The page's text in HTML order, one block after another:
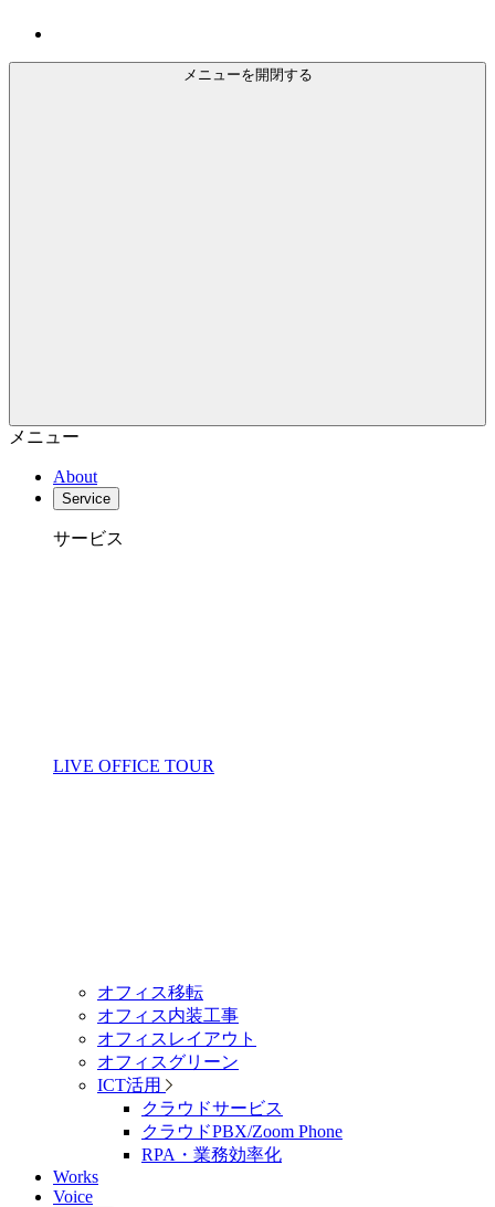
メニューを開閉する
メニュー
About
Service
サービス
LIVE OFFICE TOUR
オフィス移転
オフィス内装工事
オフィスレイアウト
オフィスグリーン
ICT活用
クラウドサービス
クラウドPBX/Zoom Phone
RPA・業務効率化
Works
Voice